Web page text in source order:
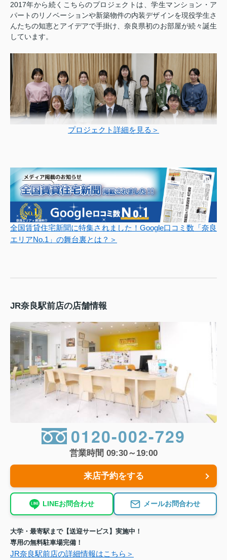
2017年から続くこちらのプロジェクトは、学生マンション・ア
パートのリノベーションや新築物件の内装デザインを現役学生さ
んたちの知恵とアイデアで手掛け、奈良県初のお部屋が続々誕生
しています。
プロジェクト詳細を見る＞
全国賃貸住宅新聞に特集されました！Google口コミ数「奈良
エリアNo.1」の舞台裏とは？＞
JR奈良駅前店の店舗情報
0120-002-729
営業時間 09:30～19:00
来店予約をする
LINEお問合わせ メールお問合わせ
大学・最寄駅まで【送迎サービス】実施中！
専用の無料駐車場完備！
JR奈良駅前店の詳細情報はこちら＞